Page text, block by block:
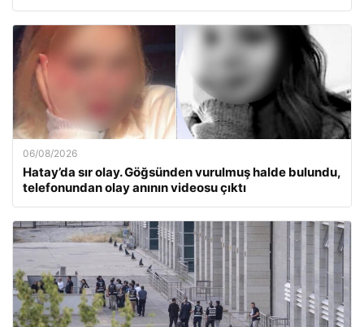
06/08/2026
Hatay’da sır olay. Göğsünden vurulmuş halde bulundu,
telefonundan olay anının videosu çıktı